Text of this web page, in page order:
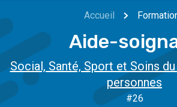
Accueil
Aide-
Social, Santé, Sport et Soins
personnes
#26